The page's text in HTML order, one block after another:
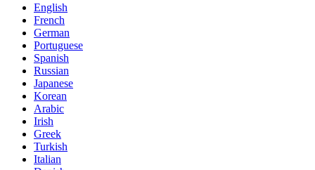
English
French
German
Portuguese
Spanish
Russian
Japanese
Korean
Arabic
Irish
Greek
Turkish
Italian